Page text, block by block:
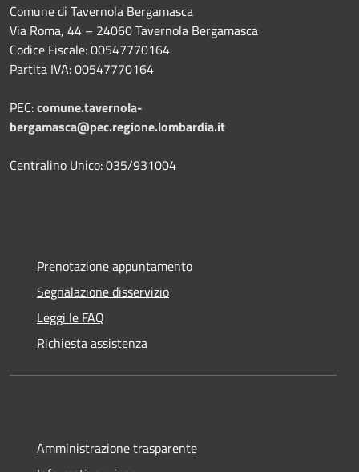
Comune di Tavernola Bergamasca
Via Roma, 44 – 24060 Tavernola Bergamasca
Codice Fiscale: 00547770164
Partita IVA: 00547770164
PEC:comune.tavernola-
bergamasca@pec.regione.lombardia.it
Centralino Unico: 035/931004
Prenotazione appuntamento
Segnalazione disservizio
Leggi le FAQ
Richiesta assistenza
Amministrazione trasparente